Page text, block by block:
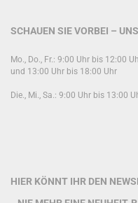
SCHAUEN SIE VORBEI –
Mo., Do., Fr.: 9:00 Uhr bis 12:00
und 13:00 Uhr bis 18:00 Uhr
Die., Mi., Sa.: 9:00 Uhr bis 13:00
HIER KÖNNT IHR DEN